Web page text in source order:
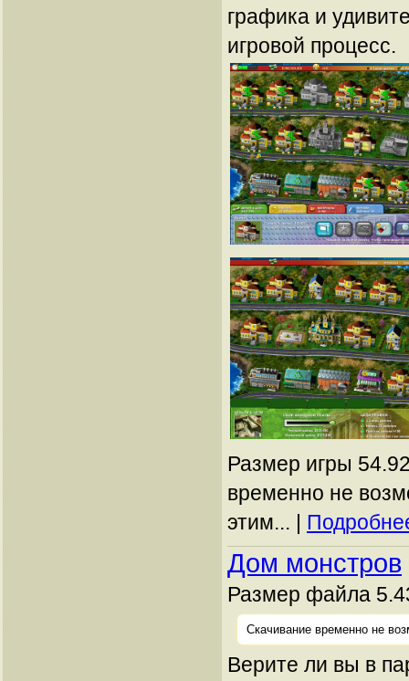
графика и
игровой процесс.
Размер игры
временно не
этим... |
Дом монстров
Размер файла
Скачивание временно не
Верите ли вы в